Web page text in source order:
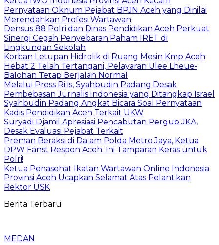
Pernyataan Oknum Pejabat BPJN Aceh yang Dinilai
Merendahkan Profesi Wartawan
Densus 88 Polri dan Dinas Pendidikan Aceh Perkuat
Sinergi Cegah Penyebaran Paham IRET di
Lingkungan Sekolah
Korban Letupan Hidrolik di Ruang Mesin Kmp Aceh
Hebat 2 Telah Tertangani, Pelayaran Ulee Lheue-
Balohan Tetap Berjalan Normal
Melalui Press Rilis, Syahbudin Padang Desak
Pembebasan Jurnalis Indonesia yang Ditangkap Israel
Syahbudin Padang Angkat Bicara Soal Pernyataan
Kadis Pendidikan Aceh Terkait UKW
Suryadi Djamil Apresiasi Pencabutan Pergub JKA,
Desak Evaluasi Pejabat Terkait
Preman Beraksi di Dalam Polda Metro Jaya, Ketua
DPW Fanst Respon Aceh: Ini Tamparan Keras untuk
Polri!
Ketua Penasehat Ikatan Wartawan Online Indonesia
Provinsi Aceh Ucapkan Selamat Atas Pelantikan
Rektor USK
Berita Terbaru
MEDAN